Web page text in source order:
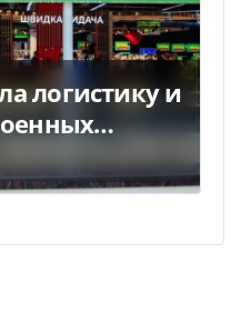
логистику и